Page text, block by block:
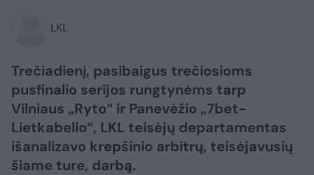
LKL
Trečiadienį, pasibaigus trečiosioms
pusfinalio serijos rungtynėms tarp
Vilniaus „Ryto“ ir Panevėžio „7bet-
Lietkabelio“, LKL teisėjų departamentas
išanalizavo krepšinio arbitrų, teisėjavusių
šiame ture, darbą.